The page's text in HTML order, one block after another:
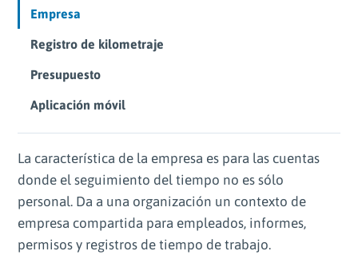
Empresa
Registro de kilometraje
Presupuesto
Aplicación móvil
La característica de la empresa es para las cuentas
donde el seguimiento del tiempo no es sólo
personal. Da a una organización un contexto de
empresa compartida para empleados, informes,
permisos y registros de tiempo de trabajo.